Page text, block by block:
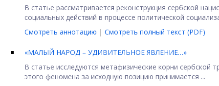
В статье рассматривается реконструкция сербской
социальных действий в процессе политической
Смотреть аннотацию | Смотреть полный текст (PDF)
«МАЛЫЙ НАРОД – УДИВИТЕЛЬНОЕ ЯВЛЕНИЕ…»
В статье исследуются метафизические корни
этого феномена за исходную позицию принимается ...